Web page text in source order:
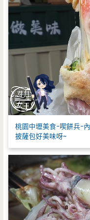
桃園中壢美食-喫餅兵-
披薩包好美味呀~